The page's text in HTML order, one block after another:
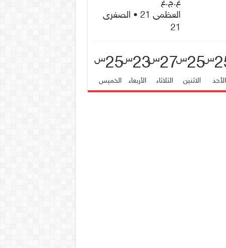
العظمى 21 • الصغرى
21
س
الأحد
25س
الاثنين
27س
الثلاثاء
23س
الأربعاء
25س
الخميس